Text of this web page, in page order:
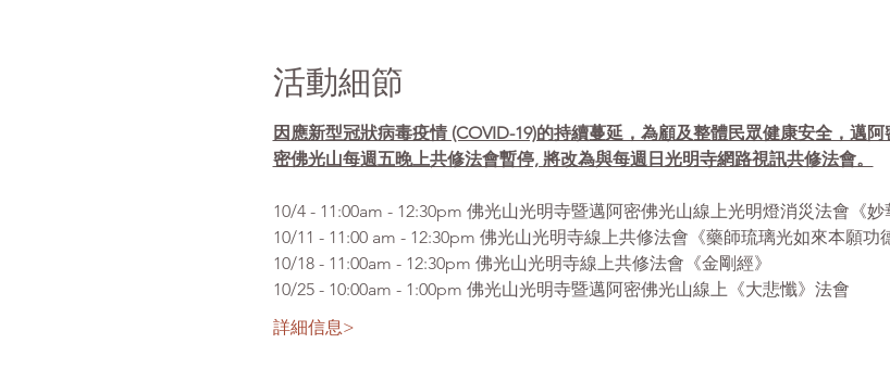
活動細節
因應新型冠狀病毒疫情 (COVID-19)的持續蔓延，為顧及整體民眾健康安全，邁
密佛光山每週五晚上共修法會暫停, 將改為與每週日光明寺網路視訊共修法會。
10/4 - 11:00am - 12:30pm 佛光山光明寺暨邁阿密佛光山線上光明燈消災法會《妙
10/11 - 11:00 am - 12:30pm 佛光山光明寺線上共修法會《藥師琉璃光如來本願功
10/18 - 11:00am - 12:30pm 佛光山光明寺線上共修法會《金剛經》
10/25 - 10:00am - 1:00pm 佛光山光明寺暨邁阿密佛光山線上《大悲懺》法會
詳細信息>